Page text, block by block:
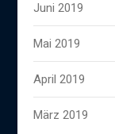
Juni 2019
Mai 2019
April 2019
März 2019